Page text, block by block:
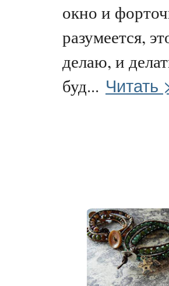
окно и
разумеется,
делаю, и
буд... Читать